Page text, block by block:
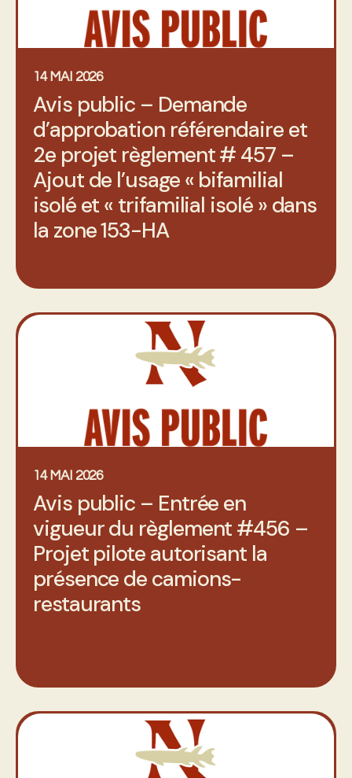
14 MAI 2026
Avis public – Demande
d’approbation référendaire et
2e projet règlement # 457 –
Ajout de l’usage « bifamilial
isolé et « trifamilial isolé » dans
la zone 153-HA
14 MAI 2026
Avis public – Entrée en
vigueur du règlement #456 –
Projet pilote autorisant la
présence de camions-
restaurants